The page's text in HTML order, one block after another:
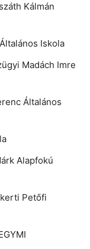
Kálmán
Iskola
Madách Imre
Általános
Alapfokú
Petőfi